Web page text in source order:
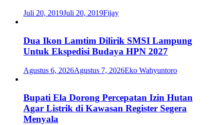
Juli 20, 2019Juli 20, 2019Fijay
Dua Ikon Lamtim Dilirik SMSI Lampung
Untuk Ekspedisi Budaya HPN 2027
Agustus 6, 2026Agustus 7, 2026Eko Wahyuntoro
Bupati Ela Dorong Percepatan Izin Hutan
Agar Listrik di Kawasan Register Segera
Menyala